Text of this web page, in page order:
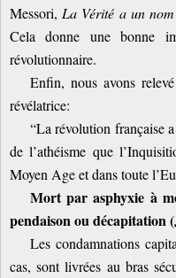
Messori, La Vérité a un
Cela donne une bonne
révolutionnaire.
Enfin, nous avons
révélatrice:
“La révolution française
de l’athéisme que
Moyen Age et dans toute
Mort par asphyxie à
pendaison ou décapitation
Les condamnations
cas, sont livrées au bras